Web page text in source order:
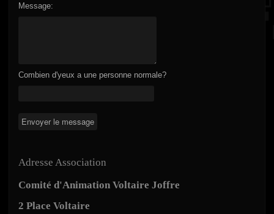
Message:
Combien d'yeux a une personne normale?
Adresse Association
Comité d'Animation Voltaire Joffre
2 Place Voltaire